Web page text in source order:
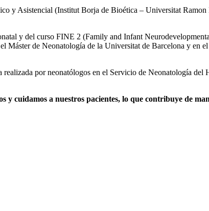
y Asistencial (Institut Borja de Bioética – Universitat
y del curso FINE 2 (Family and Infant
de Neonatología de la Universitat de Barcelona y en
por neonatólogos en el Servicio de Neonatología del
cuidamos a nuestros pacientes, lo que contribuye de